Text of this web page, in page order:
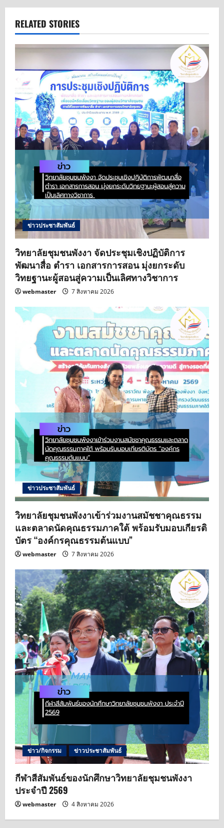
t
i
o
n
RELATED STORIES
ข่าวประชาสัมพันธ์
วิทยาลัยชุมชนพังงา จัดประชุมเชิงปฏิบัติการ
พัฒนาสื่อ ตำรา เอกสารการสอน มุ่งยกระดับ
วิทยฐานะผู้สอนสู่ความเป็นเลิศทางวิชาการ
webmaster 7 สิงหาคม 2026
ข่าวประชาสัมพันธ์
วิทยาลัยชุมชนพังงาเข้าร่วมงานสมัชชาคุณธรรม
และตลาดนัดคุณธรรมภาคใต้ พร้อมรับมอบเกียรติ
บัตร “องค์กรคุณธรรมต้นแบบ”
webmaster 7 สิงหาคม 2026
ข่าว/กิจกรรม ข่าวประชาสัมพันธ์
กีฬาสีสัมพันธ์ของนักศึกษาวิทยาลัยชุมชนพังงา
ประจำปี 2569
webmaster 4 สิงหาคม 2026